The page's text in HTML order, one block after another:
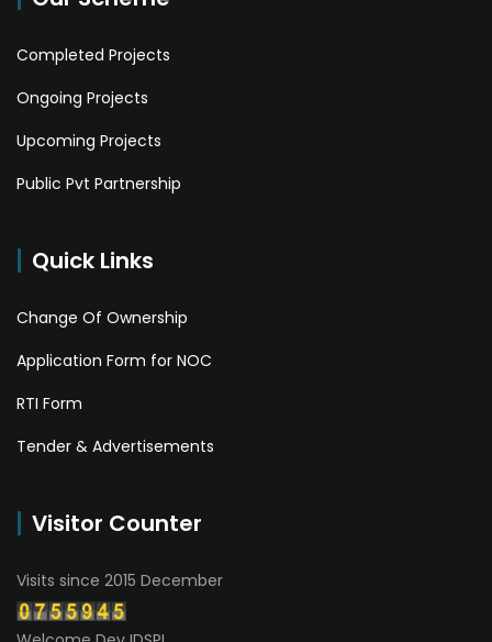
Completed Projects
Ongoing Projects
Upcoming Projects
Public Pvt Partnership
Quick Links
Change Of Ownership
Application Form for NOC
RTI Form
Tender & Advertisements
Visitor Counter
Visits since 2015 December